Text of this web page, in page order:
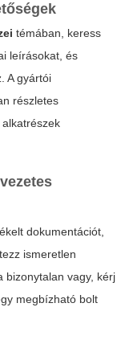
témában, keress
leírásokat, és
A gyártói
részletes
dokumentációt,
ismeretlen
bizonytalan vagy, kérj
megbízható bolt